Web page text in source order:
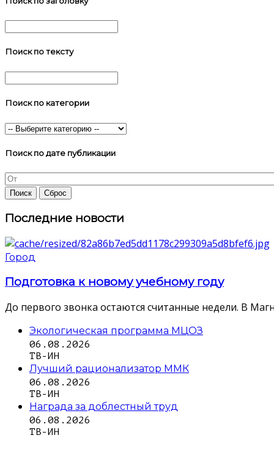
Поиск по тексту
Поиск по категории
Поиск по дате публикации
Последние новости
Город
Подготовка к новому учебному году
До первого звонка остаются считанные недели. В
Экологическая программа МЦОЗ
06.08.2026
ТВ-ИН
Лучший рационализатор ММК
06.08.2026
ТВ-ИН
Награда за доблестный труд
06.08.2026
ТВ-ИН